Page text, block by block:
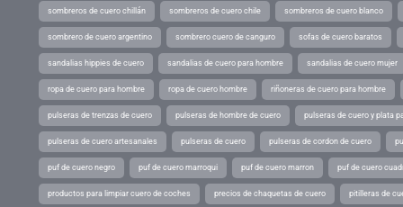
sombreros de cuero chillán sombreros de cuero chile sombreros de cuero blanco
sombrero de cuero argentino sombrero cuero de canguro sofas de cuero baratos
sandalias hippies de cuero sandalias de cuero para hombre sandalias de cuero mujer
ropa de cuero para hombre ropa de cuero hombre riñoneras de cuero para hombre
pulseras de trenzas de cuero pulseras de hombre de cuero pulseras de cuero y plata
pulseras de cuero artesanales pulseras de cuero pulseras de cordon de cuero
puf de cuero negro puf de cuero marroqui puf de cuero marron puf de cuero
productos para limpiar cuero de coches precios de chaquetas de cuero pitilleras de